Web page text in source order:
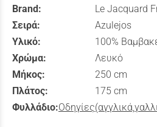
Brand:
Le Jacquard
Σειρά:
Azulejos
Υλικό:
100%
Χρώμα:
Λευκό
Μήκος:
250 cm
Πλάτος:
175 cm
Φυλλάδιο: